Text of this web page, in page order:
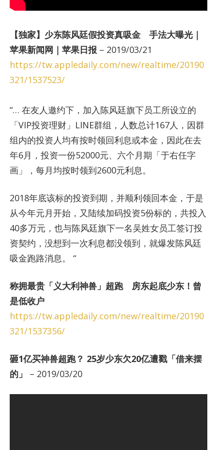
【独家】少东陈风廷假投资真吸金 手法大曝光｜
苹果新闻网｜苹果日报 – 2019/03/21
https://tw.appledaily.com/new/realtime/20190
321/1537523/
“… 在友人邀约下，加入陈风廷旗下员工所设立的
「VIP投资理财」LINE群组，人数总计167人，因群
组内的投资人均有按时领回利息或本金，因此在去
年6月，投资一份52000元、六个月期「于右任字
画」，每月均按时领到2600元利息。
2018年底该标的投资到期，并顺利领回本金，于是
从今年元月开始，又陆续加码投资5份标的，共投入
40多万元，也与陈风廷旗下一名吴姓女员工签订投
资契约，没想到一次利息都没领到，就爆发陈风廷
吸金跑路消息。 “
称拥最贵「义大利神兽」超跑 房东起底少东！曾
是低收户
https://tw.appledaily.com/new/realtime/20190
321/1537356/
砸1亿买神兽超跑？ 25岁少东欠20亿遭戳「借来摆
的」
– 2019/03/20